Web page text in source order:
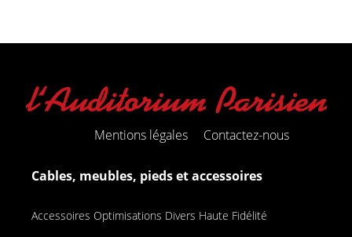
Mentions légales Contactez-nous
Cables, meubles, pieds et accessoires
Accessoires Optimisations Divers Haute Fidélité